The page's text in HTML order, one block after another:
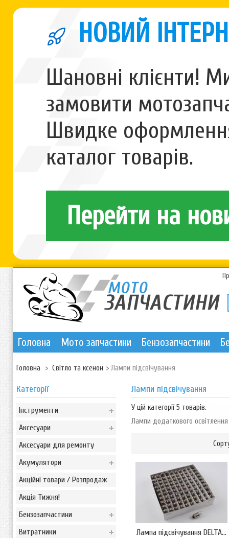
НОВИЙ
Шановні клієнти!
замовити
Швидке
каталог товарів.
Перейти на
Головна Мото запчастини Бензозапчастини
Головна > Світло та ксенон > Лампи підсвічування
Категорії
Інструменти
Аксесуари
Аксесуари для ремонту
Акумулятори
Акційні товари / Розпродаж
Акція Тижня!
Бензозапчастини
Витратники
Лампи підсвічування
У цій категорії 5 товарів.
Лампи додаткового
Лампа підсвічування DELTA...